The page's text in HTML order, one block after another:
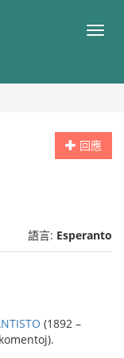
目
回應
語言: Esperanto
(1892 –